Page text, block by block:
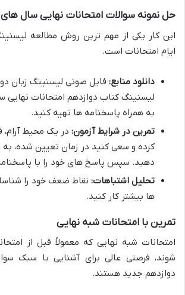
حل نمونه سوالات امتحانات نهایی سال
این کار یکی از مهم ترین روش مطالعه
ایام امتحانات است.
دانلود منابع: فایل صوتی لیسنینگ زبان
لیسنینگ کتاب دوازدهم امتحانات نهایی
به همراه پاسخنامه ها تهیه کنید.
تمرین در شرایط آزمون: در یک محیط
کرده و سعی کنید در زمان تعیین شده،
دهید. سپس پاسخ های خود را با
تحلیل اشتباهات: نقاط ضعف خود را
ها بیشتر کار کنید.
تمرین با امتحانات شبه نهایی
امتحانات شبه نهایی که معمولاً قبل از
شوند، فرصتی عالی برای آشنایی با سبک
دوازدهم جدید هستند.